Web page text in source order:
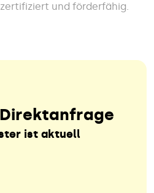
und förderfähig.
ist aktuell